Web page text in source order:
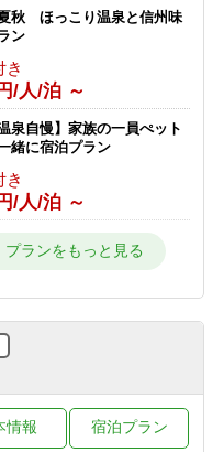
き
/人/泊 ～
◇五感で楽しむ信州ビュッ
味しい音×香りの誘惑」に
イブキッチンへG
き
逃げる旅】チェックイン日
温25度以上で志賀高原ビー
ト！＜2食付＞
/人/泊 ～
秋 ほっこり温泉と信州味
ン
き
/人/泊 ～
自慢】家族の一員ぺット
緒に宿泊プラン
き
/人/泊 ～
ける旨さ信州牛すき焼きプ
・信州牛をご堪能】
りプラン トイレ洗面所な
/人/泊 ～
情報 宿泊プラン